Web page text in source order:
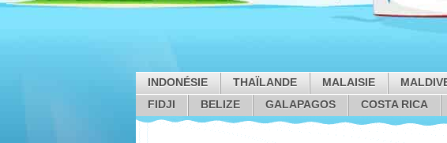
INDONÉSIE THAÏLANDE MALAISIE
FIDJI
BELIZE GALAPAGOS COSTA RICA